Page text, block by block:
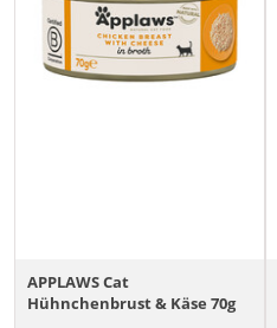
APPLAWS Cat
Hühnchenbrust & Käse 70g